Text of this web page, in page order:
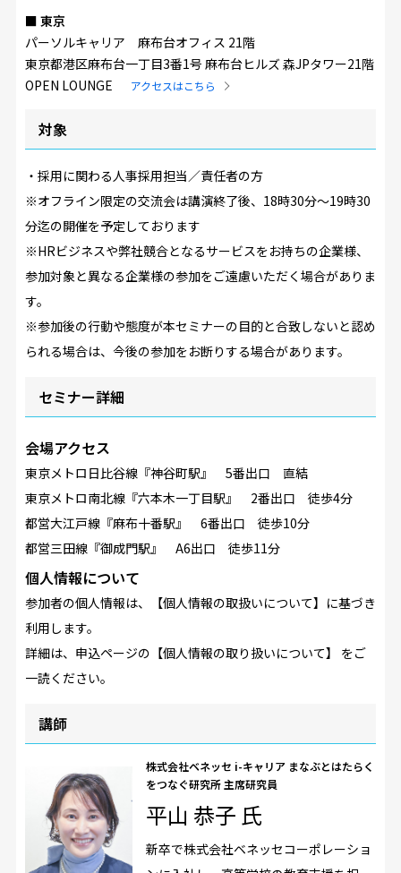
東京
パーソルキャリア 麻布台オフィス 21階
東京都港区麻布台一丁目3番1号 麻布台ヒルズ 森JPタワー21階
OPEN LOUNGE
アクセスはこちら
対象
・採用に関わる人事採用担当／責任者の方
※オフライン限定の交流会は講演終了後、18時30分～19時30
分迄の開催を予定しております
※HRビジネスや弊社競合となるサービスをお持ちの企業様、
参加対象と異なる企業様の参加をご遠慮いただく場合がありま
す。
※参加後の行動や態度が本セミナーの目的と合致しないと認め
られる場合は、今後の参加をお断りする場合があります。
セミナー詳細
会場アクセス
東京メトロ日比谷線『神谷町駅』 5番出口 直結
東京メトロ南北線『六本木一丁目駅』 2番出口 徒歩4分
都営大江戸線『麻布十番駅』 6番出口 徒歩10分
都営三田線『御成門駅』 A6出口 徒歩11分
個人情報について
参加者の個人情報は、【個人情報の取扱いについて】に基づき
利用します。
詳細は、申込ページの【個人情報の取り扱いについて】 をご
一読ください。
講師
株式会社ベネッセ i-キャリア まなぶとはたらく
をつなぐ研究所 主席研究員
平山 恭子 氏
新卒で株式会社ベネッセコーポレーショ